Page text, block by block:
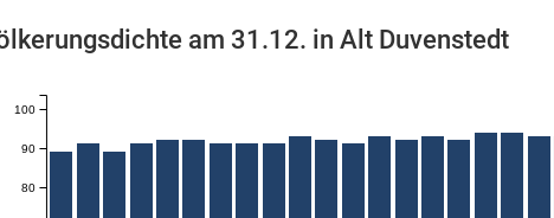
am 31.12. in Alt Duvenstedt
80
90
100